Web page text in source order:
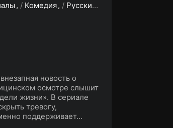
/ Комедия / Русские сериалы
новость о
осмотре слышит
жизни». В сериале
тревогу,
поддерживает...